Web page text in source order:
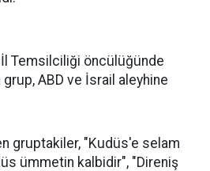
Temsilciliği öncülüğünde
grup, ABD ve İsrail aleyhine
gruptakiler, "Kudüs'e selam
ümmetin kalbidir", "Direniş